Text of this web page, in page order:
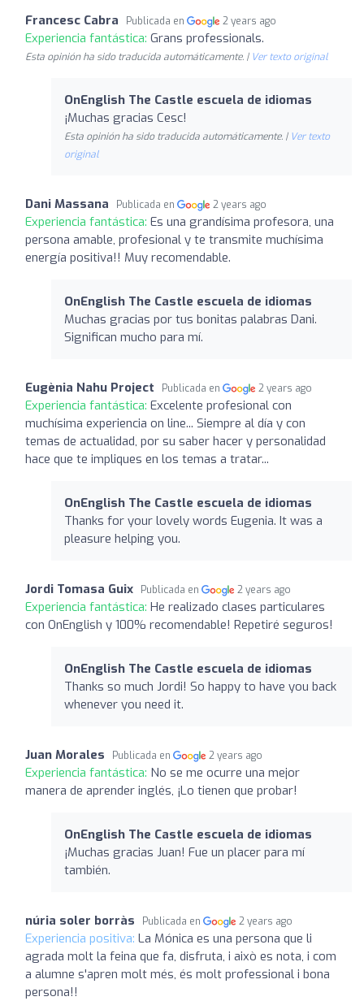
Francesc Cabra Publicada en 2 years ago
Experiencia fantástica: Grans professionals.
Esta opinión ha sido traducida automáticamente. | Ver texto original
OnEnglish The Castle escuela de idiomas
¡Muchas gracias Cesc!
Esta opinión ha sido traducida automáticamente. | Ver texto
original
Dani Massana Publicada en 2 years ago
Experiencia fantástica: Es una grandísima profesora, una
persona amable, profesional y te transmite muchísima
energía positiva!! Muy recomendable.
OnEnglish The Castle escuela de idiomas
Muchas gracias por tus bonitas palabras Dani.
Significan mucho para mí.
Eugènia Nahu Project Publicada en 2 years ago
Experiencia fantástica: Excelente profesional con
muchísima experiencia on line... Siempre al día y con
temas de actualidad, por su saber hacer y personalidad
hace que te impliques en los temas a tratar...
OnEnglish The Castle escuela de idiomas
Thanks for your lovely words Eugenia. It was a
pleasure helping you.
Jordi Tomasa Guix Publicada en 2 years ago
Experiencia fantástica: He realizado clases particulares
con OnEnglish y 100% recomendable! Repetiré seguros!
OnEnglish The Castle escuela de idiomas
Thanks so much Jordi! So happy to have you back
whenever you need it.
Juan Morales Publicada en 2 years ago
Experiencia fantástica: No se me ocurre una mejor
manera de aprender inglés, ¡Lo tienen que probar!
OnEnglish The Castle escuela de idiomas
¡Muchas gracias Juan! Fue un placer para mí
también.
núria soler borràs Publicada en 2 years ago
Experiencia positiva: La Mónica es una persona que li
agrada molt la feina que fa, disfruta, i això es nota, i com
a alumne s'apren molt més, és molt professional i bona
persona!!